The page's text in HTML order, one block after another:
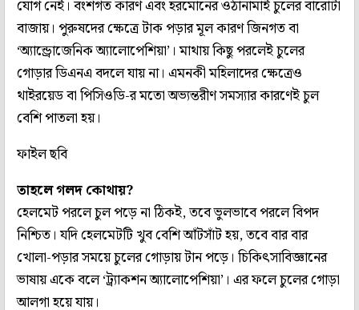
যোগ নেই। বংশগত কারণ এবং হরমোনের ওঠানামাই চুলের বারোটা
বাজায়। পুরুষদের ক্ষেত্রে টাক পড়ার মূল কারণ জিনগত বা
‘অ্যান্ড্রোজেনিক অ্যালোপেশিয়া’। মাথায় কিছু পরলেই চুলের
গোড়ার ডিএনএ বদলে যায় না। এমনকী মহিলাদের ক্ষেত্রেও
থাইরয়েড বা পিসিওডি-র মতো অভ্যন্তরীণ সমস্যার কারণেই চুল
বেশি পাতলা হয়।
ফাইল ছবি
তাহলে গলদ কোথায়?
হেলমেট পরলে চুল পড়ে না ঠিকই, তবে ভুলভাবে পরলে বিপদ
নিশ্চিত। যদি হেলমেটটি খুব বেশি আঁটসাঁট হয়, তবে বার বার
খোলা-পড়ার সময়ে চুলের গোড়ায় টান পড়ে। চিকিৎসাবিজ্ঞানের
ভাষায় একে বলে ‘ট্র্যাকশন অ্যালোপেশিয়া’। এর ফলে চুলের গোড়া
আলগা হয়ে যায়।